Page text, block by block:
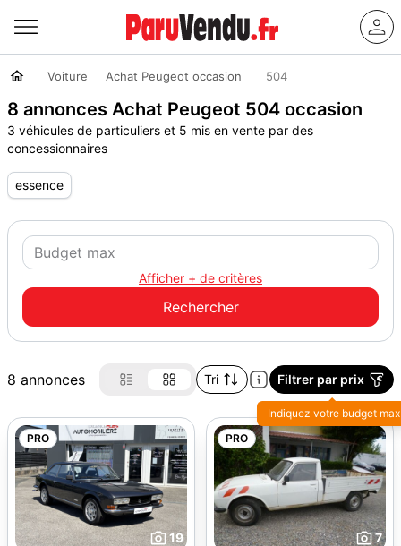
Voiture Achat Peugeot occasion 504
8 annonces Achat Peugeot 504 occasion
3 véhicules de particuliers et 5 mis en vente par des
concessionnaires
essence
Afficher + de critères
8 annonces Tri Filtrer par prix
Indiquez votre budget max
PRO
19
PRO
7